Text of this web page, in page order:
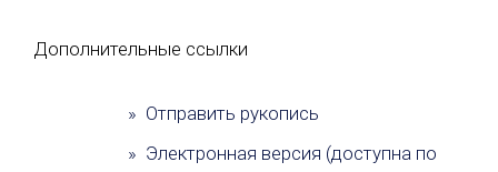
Дополнительные ссылки
» Отправить рукопись
» Электронная версия (доступна по